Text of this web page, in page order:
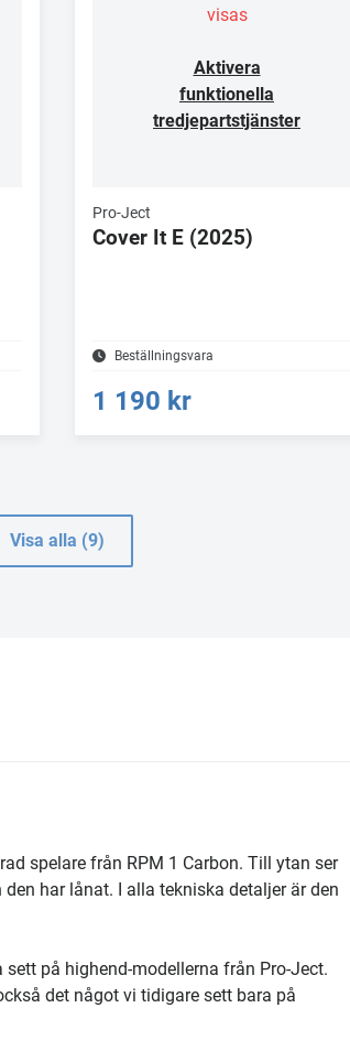
visas
Aktivera
funktionella
tredjepartstjänster
Pro-Ject
Cover It E (2025)
Beställningsvara
1 190 kr
Visa alla (9)
spelare från RPM 1 Carbon. Till ytan ser
har lånat. I alla tekniska detaljer är den
på highend-modellerna från Pro-Ject.
det något vi tidigare sett bara på